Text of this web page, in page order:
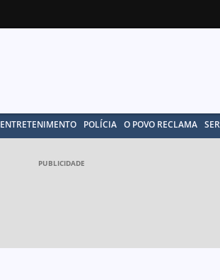
ENTRETENIMENTO POLÍCIA O POVO RECLAMA
PUBLICIDADE